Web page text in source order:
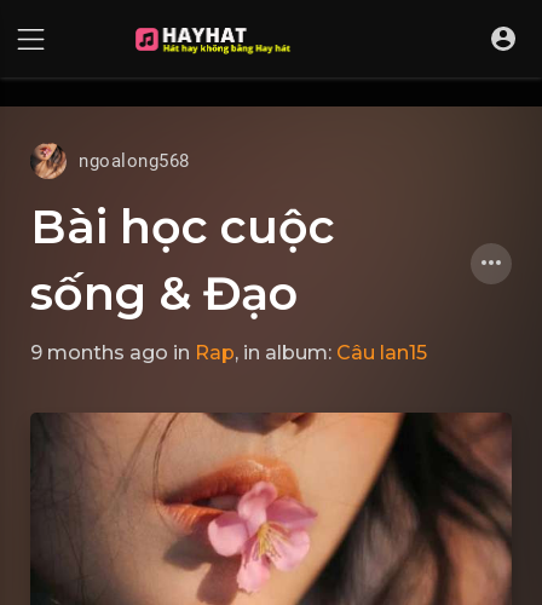
ngoalong568
Bài học cuộc
sống & Đạo
9 months ago in Rap, in album: Câu lan15